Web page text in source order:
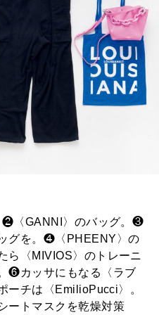
〈GANNI〉のバッグ。❸
グを。❹〈PHEENY〉の
ら〈MIVIOS〉のトレーニ
❻カッサにもなる〈ラブ
ーチは〈EmilioPucci〉。
ートマスクを乾燥対策